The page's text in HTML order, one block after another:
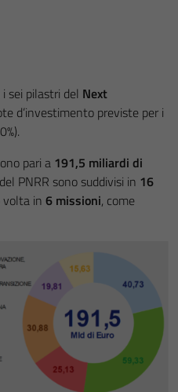
sei pilastri del Next
d’investimento previste per i
pari a 191,5 miliardi di
PNRR sono suddivisi in 16
volta in 6 missioni, come